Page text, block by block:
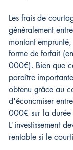
Les frais de
généralement
montant
forme de forfait
000€). Bien que
paraître
obtenu grâce au
d'économiser
000€ sur la durée
L'investissement
rentable si le